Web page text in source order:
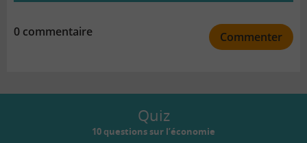
0 commentaire Commenter
Quiz
10 questions sur l’économie